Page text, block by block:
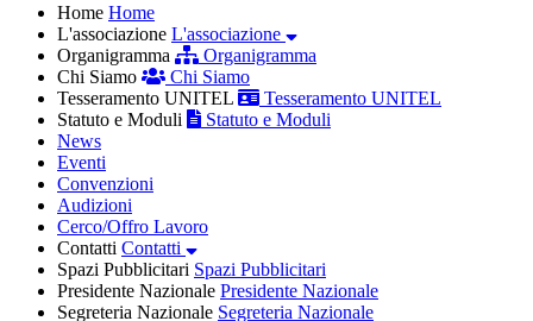
Home Home
L'associazione L'associazione
Organigramma
Organigramma
Chi Siamo
Chi Siamo
Tesseramento UNITEL
Tesseramento UNITEL
Statuto e Moduli
Statuto e Moduli
News
Eventi
Convenzioni
Audizioni
Cerco/Offro Lavoro
Contatti Contatti
Spazi Pubblicitari Spazi Pubblicitari
Presidente Nazionale Presidente Nazionale
Segreteria Nazionale Segreteria Nazionale